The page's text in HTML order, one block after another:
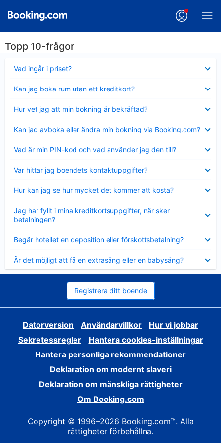
Topp 10-frågor
Vad ingår i priset?
mindre
Kan jag boka rum utan ett kreditkort?
mindre
Hur vet jag att min bokning är bekräftad?
mindre
Kan jag avboka eller ändra min bokning via Booking.com?
mindre
Vad är min PIN-kod och vad använder jag den till?
mindre
Var hittar jag boendets kontaktuppgifter?
mindre
Hur kan jag se hur mycket det kommer att kosta?
mindre
Jag har fyllt i mina kreditkortsuppgifter, när sker
betalningen?
mindre
Begär hotellet en deposition eller förskottsbetalning?
mindre
Är det möjligt att få en extrasäng eller en babysäng?
mindre
Registrera ditt boende
Datorversion Användarvillkor
Hur vi jobbar
Sekretessregler
Hantera cookies-inställningar
Hantera personliga rekommendationer
Deklaration om modernt slaveri
Deklaration om mänskliga rättigheter
Om Booking.com
Copyright © 1996–2026 Booking.com™. Alla
rättigheter förbehållna.